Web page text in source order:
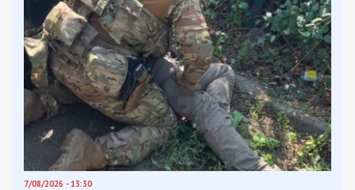
7/08/2026 - 13:30